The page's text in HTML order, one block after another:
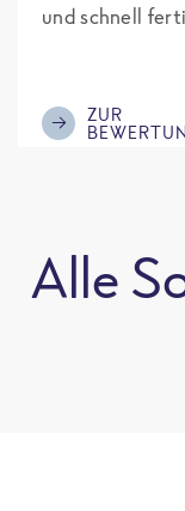
und schnell
ZUR
Alle